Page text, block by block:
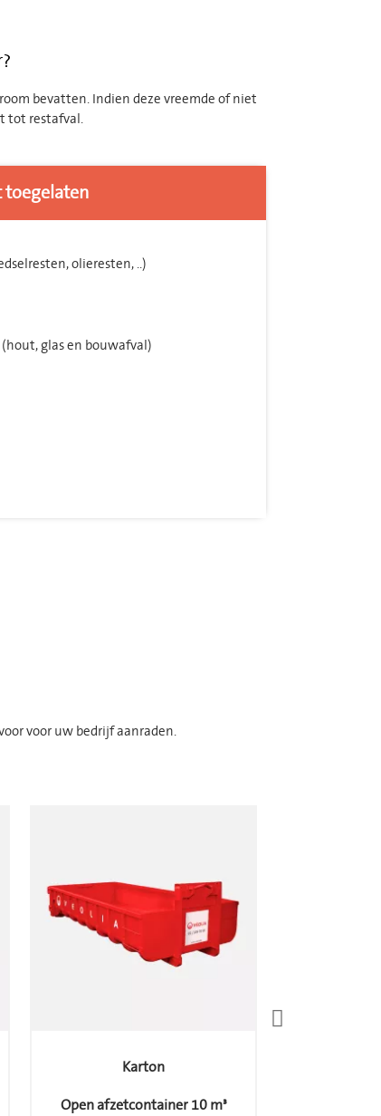
bevatten. Indien deze vreemde of niet
tot restafval.
toegelaten
olieresten, ..)
glas en bouwafval)
voor uw bedrijf aanraden.
Papier en karton
Open afzetcontainer 15 m³